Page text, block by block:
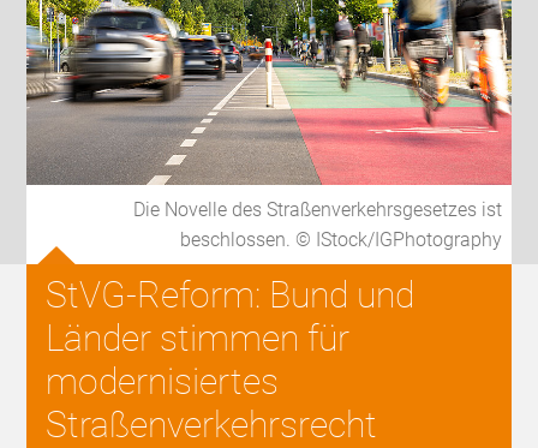
Die Novelle des Straßenverkehrsgesetzes ist
beschlossen. © IStock/IGPhotography
StVG-Reform: Bund und
Länder stimmen für
modernisiertes
Straßenverkehrsrecht